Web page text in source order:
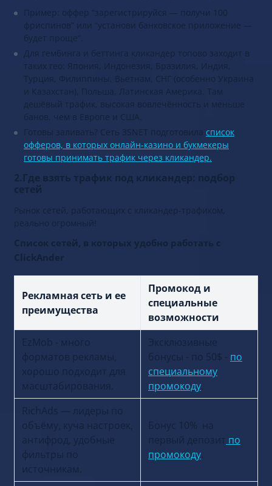
Пример: оффер “зарегистрируйся — получи 100
фриспинов” или “установи банковское приложение —
будет проще”.
Для гембинга и беттинга кликандер топово заходит в
таких гео: Япония, Индонезия, Бразилия, Индия,
Турция, Филиппины, Вьетнам, СНГ (особенно Украина
и Казахстан), Польша, Латинская Америка. Там
дешёвый трафик, высокая вовлечённость и меньше
банов, чем в Европе и США.
Готовы заливать? Сеть 3SNET подготовила список
офферов, в которых онлайн-казино и букмекеры
готовы принимать трафик через кликандер.
2.Где взять трафик под кликандер: подбор
сетей
Рынок сетей, работающих с кликандер-трафиком,
реально огромный!
Список сетей, в которых удобно работать с
ClickAnder
Рекламная сеть и ее
преимущества
Промокод и
специальные
возможности
EzMob - много
форматов рекламы,
хорошо подходит для
масштабирования.
Эксклюзивные
бонусы - по 50$ - по
специальному
промокоду.
RichAds — лидеры по
объёму, куча настроек,
антифрод, удобные
фильтры по
источникам.
Бонус 10% на
первый депозит по
промокоду.